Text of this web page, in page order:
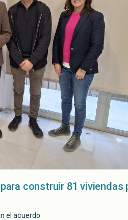
construir 81 viviendas
el acuerdo